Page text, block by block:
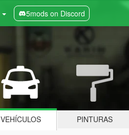
5mods on Discord
VEHÍCULOS PINTURAS